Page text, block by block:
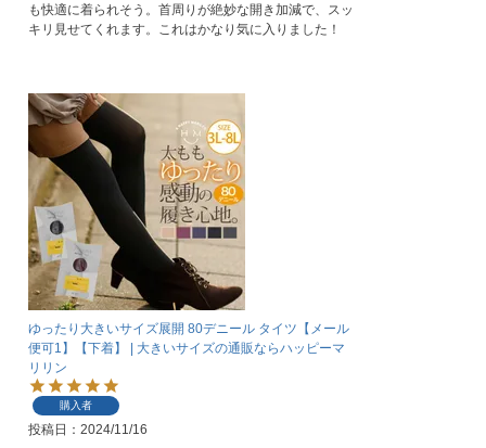
も快適に着られそう。首周りが絶妙な開き加減で、スッ
キリ見せてくれます。これはかなり気に入りました！
ゆったり大きいサイズ展開 80デニール タイツ【メール
便可1】【下着】 | 大きいサイズの通販ならハッピーマ
リリン
購入者
投稿日 2024/11/16